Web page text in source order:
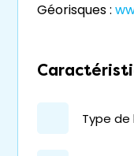
Géorisques :
type de